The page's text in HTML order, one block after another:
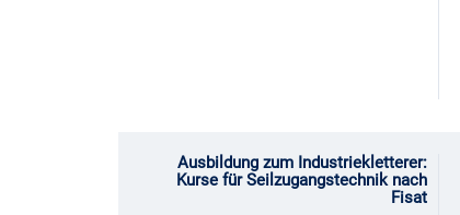
Ausbildung zum Industriekletterer:
Kurse für Seilzugangstechnik nach
Fisat